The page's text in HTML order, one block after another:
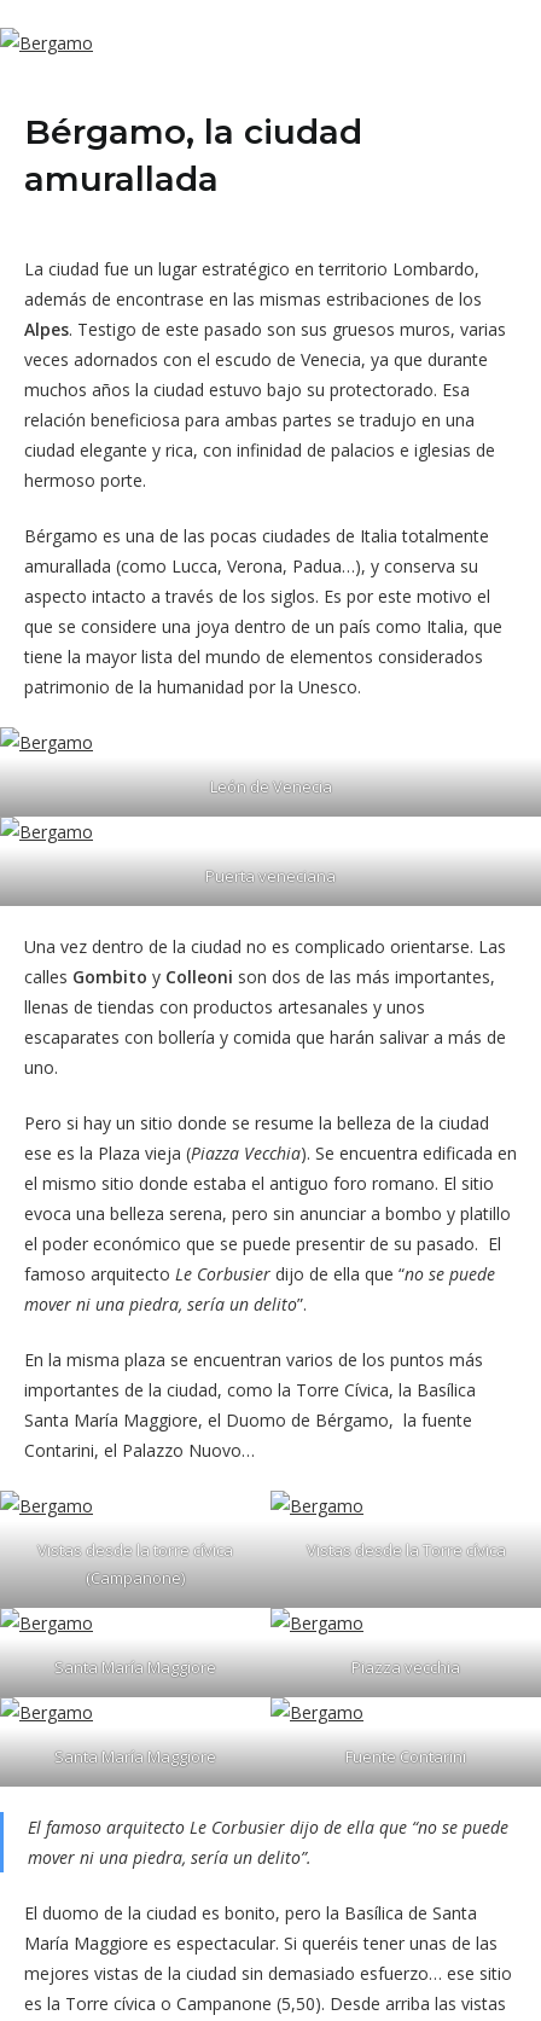
Bérgamo, la ciudad
amurallada
La ciudad fue un lugar estratégico en territorio Lombardo,
además de encontrase en las mismas estribaciones de los
Alpes. Testigo de este pasado son sus gruesos muros, varias
veces adornados con el escudo de Venecia, ya que durante
muchos años la ciudad estuvo bajo su protectorado. Esa
relación beneficiosa para ambas partes se tradujo en una
ciudad elegante y rica, con infinidad de palacios e iglesias de
hermoso porte.
Bérgamo es una de las pocas ciudades de Italia totalmente
amurallada (como Lucca, Verona, Padua…), y conserva su
aspecto intacto a través de los siglos. Es por este motivo el
que se considere una joya dentro de un país como Italia, que
tiene la mayor lista del mundo de elementos considerados
patrimonio de la humanidad por la Unesco.
León de Venecia
Puerta veneciana
Una vez dentro de la ciudad no es complicado orientarse. Las
calles Gombito y Colleoni son dos de las más importantes,
llenas de tiendas con productos artesanales y unos
escaparates con bollería y comida que harán salivar a más de
uno.
Pero si hay un sitio donde se resume la belleza de la ciudad
ese es la Plaza vieja (Piazza Vecchia). Se encuentra edificada en
el mismo sitio donde estaba el antiguo foro romano. El sitio
evoca una belleza serena, pero sin anunciar a bombo y platillo
el poder económico que se puede presentir de su pasado. El
famoso arquitecto Le Corbusier dijo de ella que “no se puede
mover ni una piedra, sería un delito”.
En la misma plaza se encuentran varios de los puntos más
importantes de la ciudad, como la Torre Cívica, la Basílica
Santa María Maggiore, el Duomo de Bérgamo, la fuente
Contarini, el Palazzo Nuovo…
Vistas desde la torre cívica
(Campanone)
Vistas desde la Torre cívica
Santa María Maggiore Piazza vecchia
Santa María Maggiore Fuente Contarini
El famoso arquitecto Le Corbusier dijo de ella que “no se puede
mover ni una piedra, sería un delito”.
El duomo de la ciudad es bonito, pero la Basílica de Santa
María Maggiore es espectacular. Si queréis tener unas de las
mejores vistas de la ciudad sin demasiado esfuerzo… ese sitio
es la Torre cívica o Campanone (5,50). Desde arriba las vistas